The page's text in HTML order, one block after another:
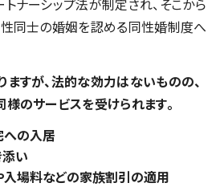
ナーシップ法が制定され、そこから
性同士の婚姻を認める同性婚制度へ
すが、法的な効力はないものの、
のサービスを受けられます。
の入居
い
場料などの家族割引の適用